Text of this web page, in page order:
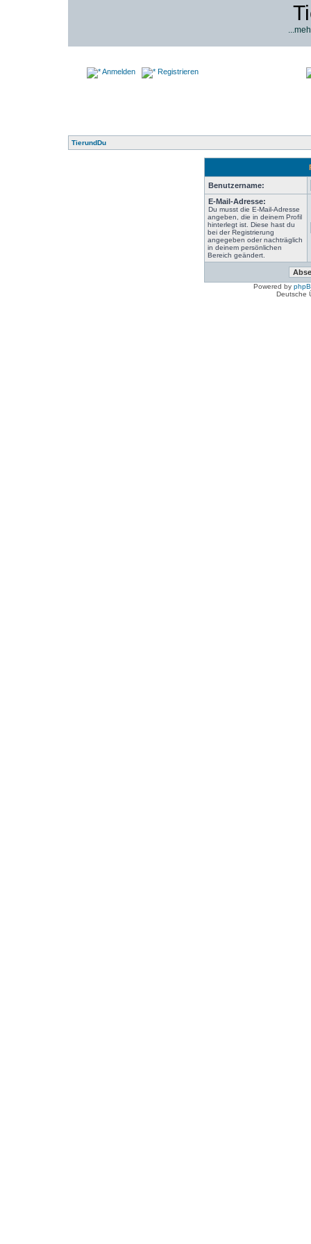
Anmelden Registrieren
TierundDu
Benutzername:
E-Mail-Adresse:
Du musst die E-Mail-Adresse
angeben, die in deinem Profil
hinterlegt ist. Diese hast du
bei der Registrierung
angegeben oder nachträglich
in deinem persönlichen
Bereich geändert.
Powered by
Deutsche